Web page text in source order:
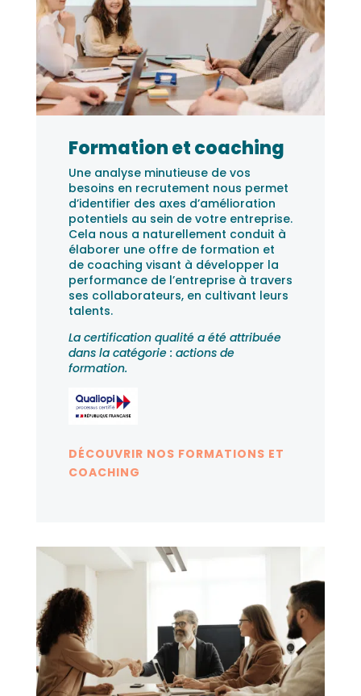
Formation et coaching
Une analyse minutieuse de vos
besoins en recrutement nous permet
d’identifier des axes d’amélioration
potentiels au sein de votre entreprise.
Cela nous a naturellement conduit à
élaborer une offre de formation et
de coaching visant à développer la
performance de l’entreprise à travers
ses collaborateurs, en cultivant leurs
talents.
La certification qualité a été attribuée
dans la catégorie : actions de
formation.
DÉCOUVRIR NOS FORMATIONS ET
COACHING